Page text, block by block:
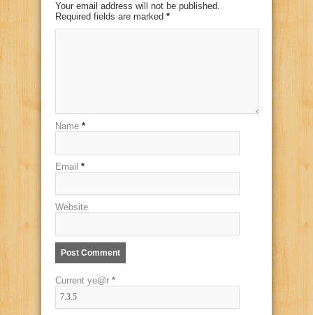
Your email address will not be published.
Required fields are marked *
Name *
Email *
Website
Current ye@r *